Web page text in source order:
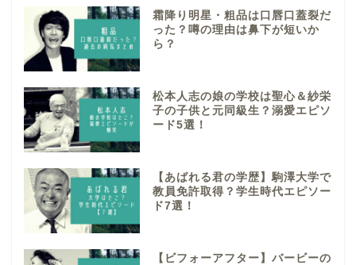
霜降り明星・粗品は口唇口蓋裂だ
った？噂の理由は鼻下が短いか
ら？
松本人志の娘の学校は聖心＆紗栄
子の子供と元同級生？溺愛エピソ
ード5選！
【あばれる君の学歴】駒澤大学で
教員免許取得？学生時代エピソー
ド7選！
【ビフォーアフター】バービーの